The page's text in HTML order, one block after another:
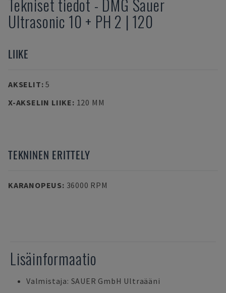
Tekniset tiedot - DMG Sauer
Ultrasonic 10 + PH 2 | 120
LIIKE
AKSELIT:5
X-AKSELIN LIIKE: 120 MM
TEKNINEN ERITTELY
KARANOPEUS: 36000 RPM
Lisäinformaatio
Valmistaja: SAUER GmbH Ultraääni